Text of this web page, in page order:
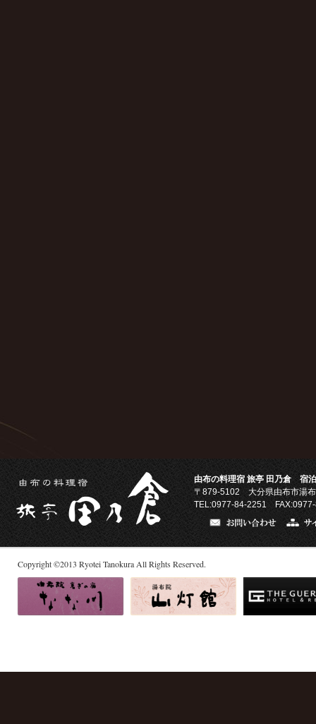
由布の料理宿 旅亭 田乃倉 宿
〒879-5102 大分県由布市湯
TEL:0977-84-2251
Copyright©2013 Ryotei Tanokura All Rights Reserved.